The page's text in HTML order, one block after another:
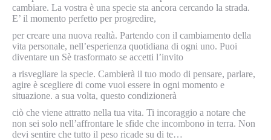
cambiare. La vostra è una specie sta ancora cercando la strada.
E’ il momento perfetto per progredire,
per creare una nuova realtà. Partendo con il cambiamento della
vita personale, nell’esperienza quotidiana di ogni uno. Puoi
diventare un Sè trasformato se accetti l’invito
a risvegliare la specie. Cambierà il tuo modo di pensare, parlare,
agire è scegliere di come vuoi essere in ogni momento e
situazione. a sua volta, questo condizionerà
ciò che viene attratto nella tua vita. Ti incoraggio a notare che
non sei solo nell’affrontare le sfide che incombono in terra. Non
devi sentire che tutto il peso ricade su di te…